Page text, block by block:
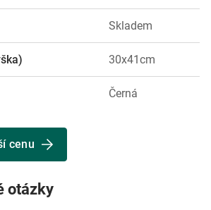
Skladem
30x41cm
Černá
cenu
otázky